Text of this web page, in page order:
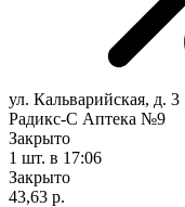
ул. Кальварийская, д. 3
Радикс-С Аптека №9
Закрыто
1 шт. в 17:06
Закрыто
43,63 р.